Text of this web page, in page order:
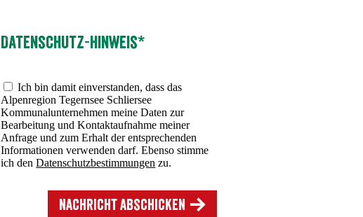
Datenschutz-Hinweis*
Ich bin damit einverstanden, dass das
Alpenregion Tegernsee Schliersee
Kommunalunternehmen meine Daten zur
Bearbeitung und Kontaktaufnahme meiner
Anfrage und zum Erhalt der entsprechenden
Informationen verwenden darf. Ebenso stimme
ich denDatenschutzbestimmungen zu.
Nachricht abschicken